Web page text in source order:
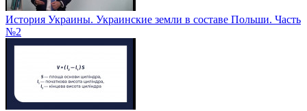
История Украины. Украинские земли в составе Польши. Часть
№2